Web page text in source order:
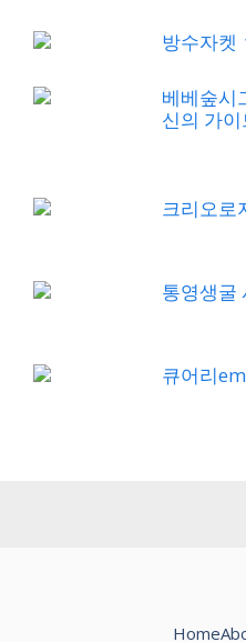
방수자켓
베베숲시
신의 가이
크리오로
통영생굴
큐어리
Home